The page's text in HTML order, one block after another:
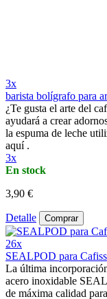
3x
barista bolígrafo para
¿Te gusta el arte del
ayudará a crear
la espuma de leche
aquí .
3x
En stock
3,90 €
Detalle Comprar
26x
SEALPOD para
La última
acero inoxidable
de máxima calidad